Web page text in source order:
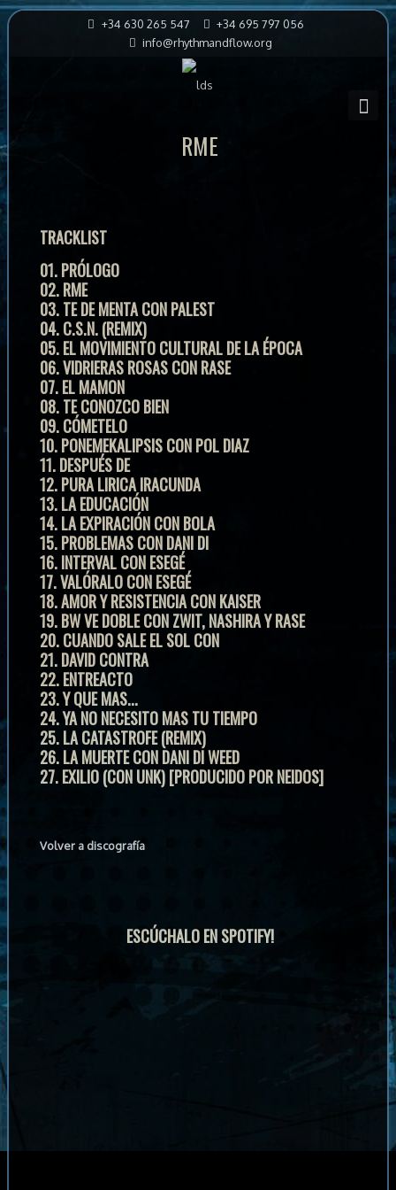
+34 630 265 547
+34 695 797 056
info@rhythmandflow.org
RME
TRACKLIST
01. PRÓLOGO
02. RME
03. TE DE MENTA CON PALEST
04. C.S.N. (REMIX)
05. EL MOVIMIENTO CULTURAL DE LA ÉPOCA
06. VIDRIERAS ROSAS CON RASE
07. EL MAMON
08. TE CONOZCO BIEN
09. CÓMETELO
10. PONEMEKALIPSIS CON POL DIAZ
11. DESPUÉS DE
12. PURA LIRICA IRACUNDA
13. LA EDUCACIÓN
14. LA EXPIRACIÓN CON BOLA
15. PROBLEMAS CON DANI DI
16. INTERVAL CON ESEGÉ
17. VALÓRALO CON ESEGÉ
18. AMOR Y RESISTENCIA CON KAISER
19. BW VE DOBLE CON ZWIT, NASHIRA Y RASE
20. CUANDO SALE EL SOL CON
21. DAVID CONTRA
22. ENTREACTO
23. Y QUE MAS...
24. YA NO NECESITO MAS TU TIEMPO
25. LA CATASTROFE (REMIX)
26. LA MUERTE CON DANI DI WEED
27. EXILIO (CON UNK) [PRODUCIDO POR NEIDOS]
Volver a discografía
ESCÚCHALO EN SPOTIFY!